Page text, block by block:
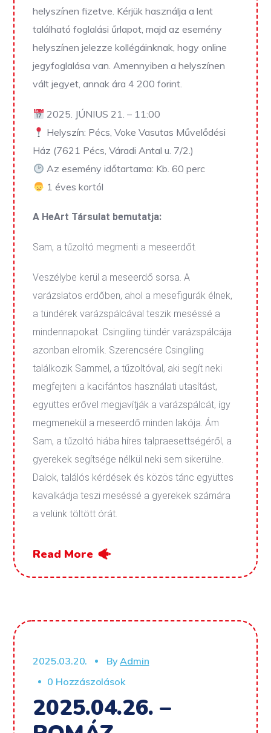
helyszínen fizetve. Kérjük használja a lent
található foglalási űrlapot, majd az esemény
helyszínen jelezze kollégáinknak, hogy online
jegyfoglalása van. Amennyiben a helyszínen
vált jegyet, annak ára 4 200 forint.
2025. JÚNIUS 21. – 11:00
Helyszín: Pécs, Voke Vasutas Művelődési
Ház (7621 Pécs, Váradi Antal u. 7/2.)
Az esemény időtartama: Kb. 60 perc
1 éves kortól
A HeArt Társulat bemutatja:
Sam, a tűzoltó megmenti a meseerdőt.
Veszélybe kerül a meseerdő sorsa. A
varázslatos erdőben, ahol a mesefigurák élnek,
a tündérek varázspálcával teszik meséssé a
mindennapokat. Csingiling tündér varázspálcája
azonban elromlik. Szerencsére Csingiling
találkozik Sammel, a tűzoltóval, aki segít neki
megfejteni a kacifántos használati utasítást,
együttes erővel megjavítják a varázspálcát, így
megmenekül a meseerdő minden lakója. Ám
Sam, a tűzoltó hiába híres talpraesettségéről, a
gyerekek segítsége nélkül neki sem sikerülne.
Dalok, találós kérdések és közös tánc együttes
kavalkádja teszi meséssé a gyerekek számára
a velünk töltött órát.
Read More
2025.03.20. ByAdmin
0 Hozzászolások
2025.04.26. –